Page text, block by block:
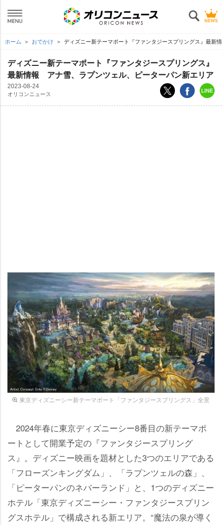
ホーム おでかけ ディズニー新テーマポート『ファンタジースプリングス』最新
ディズニー新テーマポート『ファンタジースプリングス』
最新情報 アナ雪、ラプンツェル、ピーターパン新エリア
2023-08-24
オリコンニュース
東京ディズニーシー新テーマポート「ファンタジースプリングス」全景
2024年春に東京ディズニーシー8番目の新テーマポ
ートとして開業予定の『ファンタジースプリング
ス』。ディズニー映画を題材とした3つのエリアである
「フローズンキングダム」、「ラプンツェルの森」、
「ピーターパンのネバーランド」と、1つのディズニー
ホテル「東京ディズニーシー・ファンタジースプリン
グスホテル」で構成される新エリア。“魔法の泉が導く